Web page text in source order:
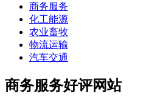
商务服务
化工能源
农业畜牧
物流运输
汽车交通
商务服务好评网站